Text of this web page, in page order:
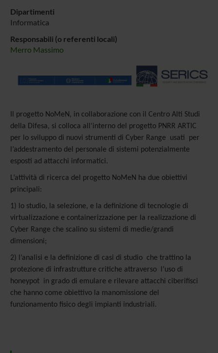
Dipartimenti
Informatica
Responsabili (o referenti locali)
Merro Massimo
Il progetto NoMeN, in collaborazione con il Centro Alti Studi
della Difesa, si colloca all’interno del progetto PNRR ARTIC
per lo sviluppo di nuovi strumenti di Cyber Range usati per
l’addestramento del personale di sistemi potenzialmente
esposti ad attacchi informatici.
L’attività di ricerca del progetto NoMeN ha due obiettivi
principali:
1) lo studio, la selezione, e la definizione di tecnologie di
virtualizzazione e containerizzazione per la realizzazione di
Cyber Range che scalino su sistemi di medie/grandi
dimensioni;
2) l’analisi e la definizione di casi di studio che trattino la
protezione di infrastrutture critiche attraverso l’uso di
honeypot in grado di emulare e rilevare attacchi ciberifisci
che hanno come obiettivo la manomissione del
funzionamento fisico degli impianti industriali.